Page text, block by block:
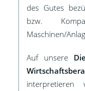
des Gutes
bzw.
Maschinen/
Auf unsere